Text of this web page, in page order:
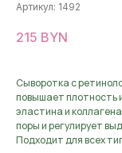
Артикул: 1492
215 BYN
Сыворотка с
повышает плотность
эластина и
поры и регулирует
Подходит для всех